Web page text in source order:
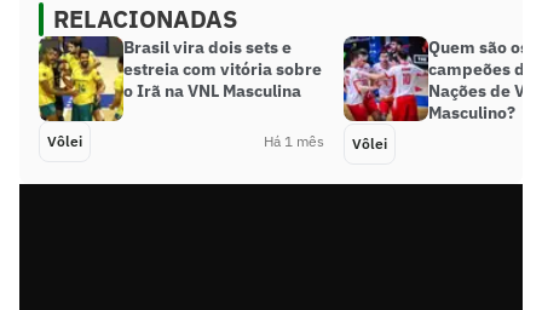
RELACIONADAS
Brasil vira dois sets e
estreia com vitória sobre
o Irã na VNL Masculina
Vôlei Há 1 mês
Quem são os
campeões da
Nações de
Masculino?
Vôlei